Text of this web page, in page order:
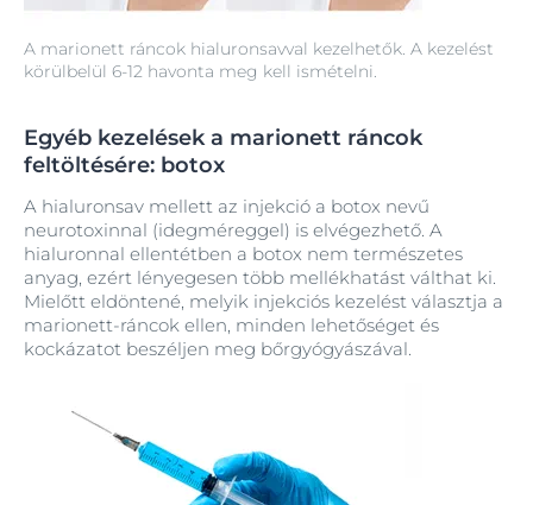
A marionett ráncok hialuronsavval kezelhetők. A kezelést
körülbelül 6-12 havonta meg kell ismételni.
Egyéb kezelések a marionett ráncok
feltöltésére: botox
A hialuronsav mellett az injekció a botox nevű
neurotoxinnal (idegméreggel) is elvégezhető. A
hialuronnal ellentétben a botox nem természetes
anyag, ezért lényegesen több mellékhatást válthat ki.
Mielőtt eldöntené, melyik injekciós kezelést választja a
marionett‑ráncok ellen, minden lehetőséget és
kockázatot beszéljen meg bőrgyógyászával.